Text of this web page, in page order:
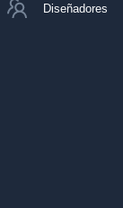
Diseñadores